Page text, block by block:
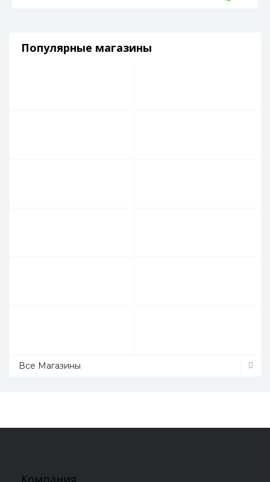
Популярные магазины
Все Магазины
Компания